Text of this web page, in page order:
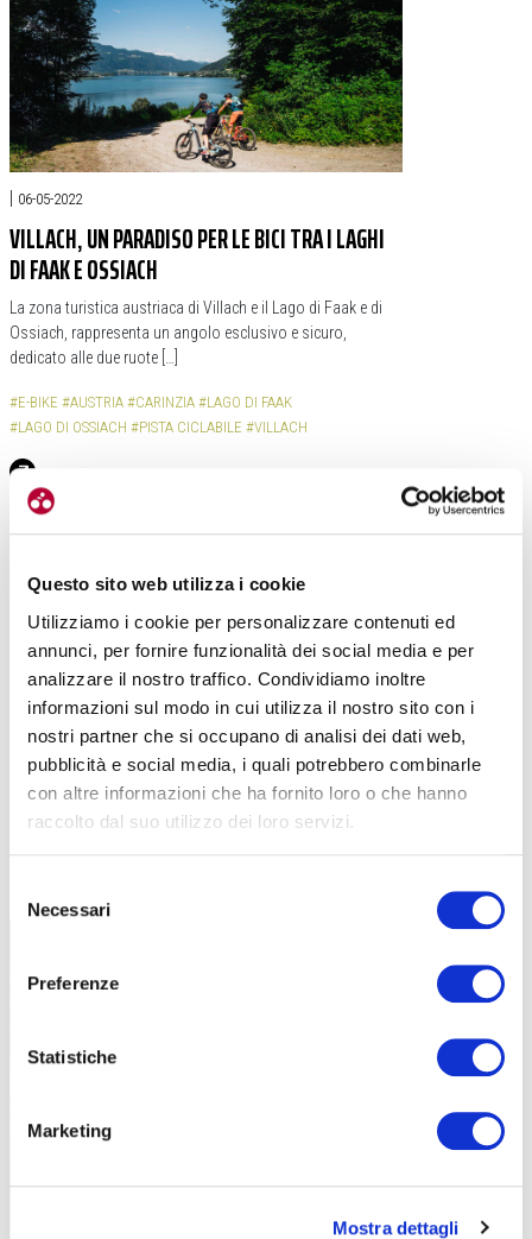
Questo sito web utilizza i cookie
Utilizziamo i cookie per personalizzare contenuti ed
annunci, per fornire funzionalità dei social media e per
analizzare il nostro traffico. Condividiamo inoltre
informazioni sul modo in cui utilizza il nostro sito con i
nostri partner che si occupano di analisi dei dati web,
pubblicità e social media, i quali potrebbero combinarle
con altre informazioni che ha fornito loro o che hanno
raccolto dal suo utilizzo dei loro servizi.
delNecessari
Preferenze
Statistiche
Marketing
Mostra dettagli
| 06-05-2022
VILLACH, UN PARADISO PER LE BICI TRA I LAGHI
DI FAAK E OSSIACH
La zona turistica austriaca di Villach e il Lago di Faak e di
Ossiach, rappresenta un angolo esclusivo e sicuro,
dedicato alle due ruote […]
#E-BIKE #AUSTRIA #CARINZIA #LAGO DI FAAK
#LAGO DI OSSIACH #PISTA CICLABILE #VILLACH